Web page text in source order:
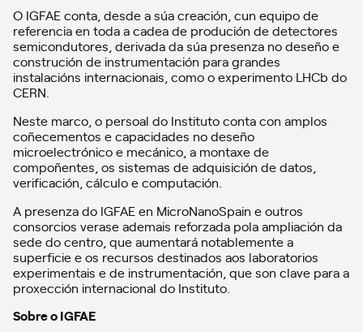
O IGFAE conta, desde a súa creación, cun equipo de
referencia en toda a cadea de produción de detectores
semicondutores, derivada da súa presenza no deseño e
construción de instrumentación para grandes
instalacións internacionais, como o experimento LHCb do
CERN.
Neste marco, o persoal do Instituto conta con amplos
coñecementos e capacidades no deseño
microelectrónico e mecánico, a montaxe de
compoñentes, os sistemas de adquisición de datos,
verificación, cálculo e computación.
A presenza do IGFAE en MicroNanoSpain e outros
consorcios verase ademais reforzada pola ampliación da
sede do centro, que aumentará notablemente a
superficie e os recursos destinados aos laboratorios
experimentais e de instrumentación, que son clave para a
proxección internacional do Instituto.
Sobre o IGFAE